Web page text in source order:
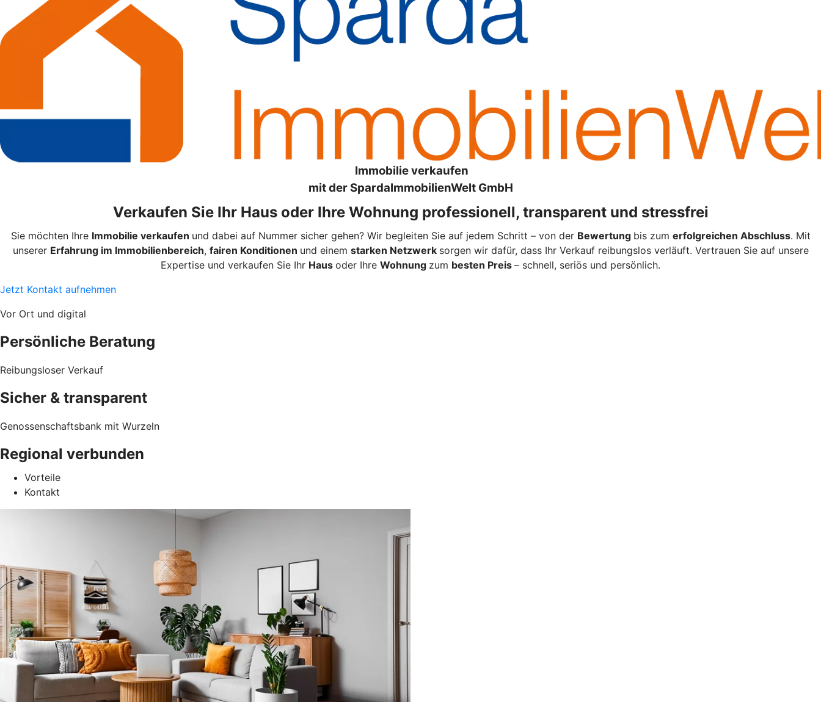
Immobilie verkaufen
mit der SpardaImmobilienWelt GmbH
Verkaufen Sie Ihr Haus oder Ihre Wohnung professionell, transparent und stressfrei
Sie möchten Ihre Immobilie verkaufen und dabei auf Nummer sicher gehen? Wir begleiten Sie auf jedem Schritt – von der Bewertung bis zum erfolgreichen Abschluss. Mit
unserer Erfahrung im Immobilienbereich, fairen Konditionen und einem starken Netzwerk sorgen wir dafür, dass Ihr Verkauf reibungslos verläuft. Vertrauen Sie auf unsere
Expertise und verkaufen Sie Ihr Haus oder Ihre Wohnung zum besten Preis – schnell, seriös und persönlich.
Jetzt Kontakt aufnehmen
Vor Ort und digital
Persönliche Beratung
Reibungsloser Verkauf
Sicher & transparent
Genossenschaftsbank mit Wurzeln
Regional verbunden
Vorteile
Kontakt